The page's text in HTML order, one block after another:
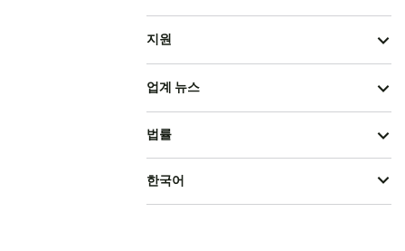
지원
업계 뉴스
법률
한국어